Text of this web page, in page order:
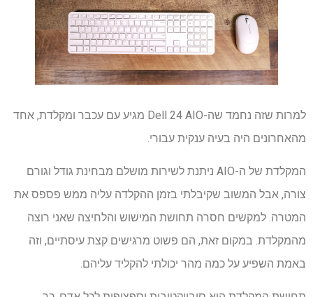
למרות שזה נחמד שה-Dell 24 AIO מגיע עם עכבר ומקלדת, אחד
מהאחרונים היה בעיה ענקית עבורי.
המקלדת של ה-AIO ניתנת לשירות מושלם מבחינת גודל וגורם
צורה, אבל המשוב שקיבלתי בזמן ההקלדה עליה ממש פספס את
המטרה. למקשים חסרה תחושת המישוש והלחיצה שאני רוצה
מהמקלדת. במקום זאת, הם פשוט מרגישים קצת עיסתיים, וזה
באמת השפיע על כמה מהר יכולתי להקליד עליהם.